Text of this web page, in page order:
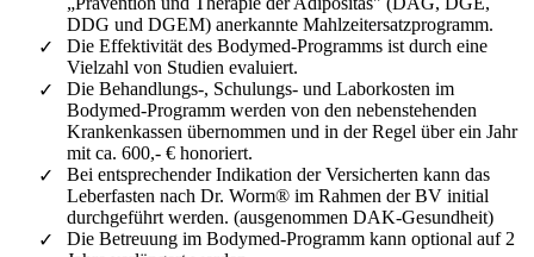
DDG und DGEM) anerkannte Mahlzeitersatzprogramm.
Die Effektivität des Bodymed-Programms ist durch eine
Vielzahl von Studien evaluiert.
Die Behandlungs-, Schulungs- und Laborkosten im
Bodymed-Programm werden von den nebenstehenden
Krankenkassen übernommen und in der Regel über ein Jahr
mit ca. 600,- € honoriert.
Bei entsprechender Indikation der Versicherten kann das
Leberfasten nach Dr. Worm® im Rahmen der BV initial
durchgeführt werden. (ausgenommen DAK-Gesundheit)
Die Betreuung im Bodymed-Programm kann optional auf 2